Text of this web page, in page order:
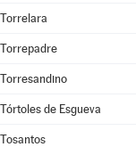
Torrelara
Torrepadre
Torresandino
Tórtoles de Esgueva
Tosantos